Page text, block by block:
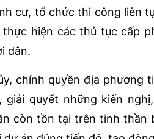
cư, tổ chức thi công liên
hiện các thủ tục cấp
dân.
chính quyền địa phương
giải quyết những kiến
còn tồn tại trên tinh thần